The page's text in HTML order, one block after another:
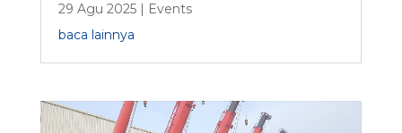
29 Agu 2025|
Events
baca lainnya